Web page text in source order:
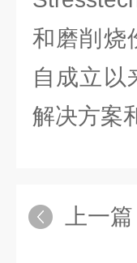
和磨削烧
自成立以
解决方案
上一篇